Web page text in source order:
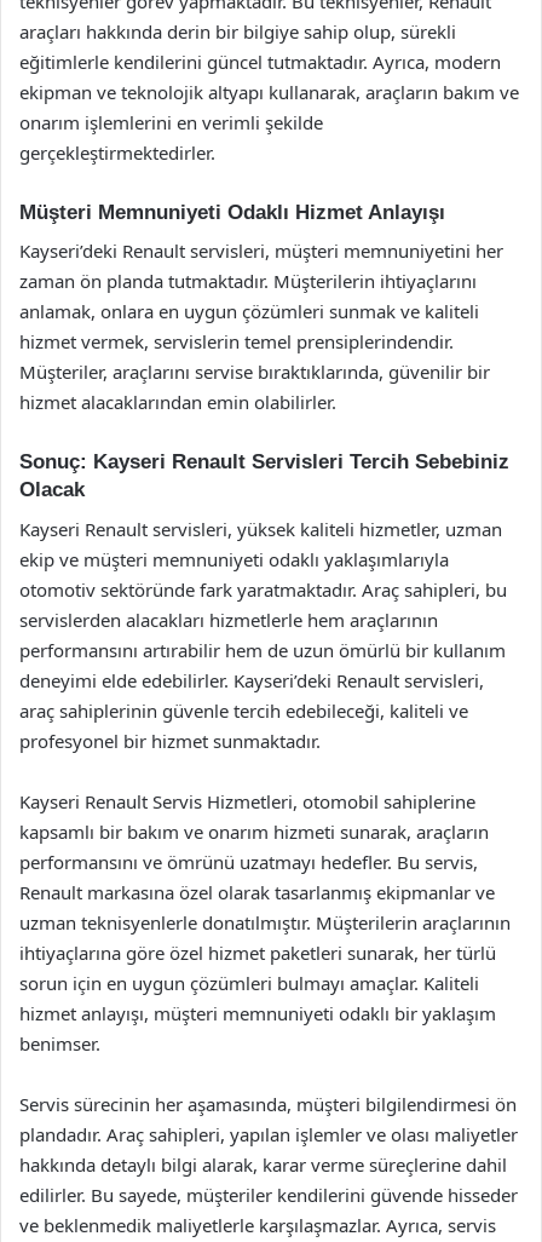
araçları hakkında derin bir bilgiye sahip olup, sürekli
eğitimlerle kendilerini güncel tutmaktadır. Ayrıca, modern
ekipman ve teknolojik altyapı kullanarak, araçların bakım ve
onarım işlemlerini en verimli şekilde
gerçekleştirmektedirler.
Müşteri Memnuniyeti Odaklı Hizmet Anlayışı
Kayseri’deki Renault servisleri, müşteri memnuniyetini her
zaman ön planda tutmaktadır. Müşterilerin ihtiyaçlarını
anlamak, onlara en uygun çözümleri sunmak ve kaliteli
hizmet vermek, servislerin temel prensiplerindendir.
Müşteriler, araçlarını servise bıraktıklarında, güvenilir bir
hizmet alacaklarından emin olabilirler.
Sonuç: Kayseri Renault Servisleri Tercih Sebebiniz
Olacak
Kayseri Renault servisleri, yüksek kaliteli hizmetler, uzman
ekip ve müşteri memnuniyeti odaklı yaklaşımlarıyla
otomotiv sektöründe fark yaratmaktadır. Araç sahipleri, bu
servislerden alacakları hizmetlerle hem araçlarının
performansını artırabilir hem de uzun ömürlü bir kullanım
deneyimi elde edebilirler. Kayseri’deki Renault servisleri,
araç sahiplerinin güvenle tercih edebileceği, kaliteli ve
profesyonel bir hizmet sunmaktadır.
Kayseri Renault Servis Hizmetleri, otomobil sahiplerine
kapsamlı bir bakım ve onarım hizmeti sunarak, araçların
performansını ve ömrünü uzatmayı hedefler. Bu servis,
Renault markasına özel olarak tasarlanmış ekipmanlar ve
uzman teknisyenlerle donatılmıştır. Müşterilerin araçlarının
ihtiyaçlarına göre özel hizmet paketleri sunarak, her türlü
sorun için en uygun çözümleri bulmayı amaçlar. Kaliteli
hizmet anlayışı, müşteri memnuniyeti odaklı bir yaklaşım
benimser.
Servis sürecinin her aşamasında, müşteri bilgilendirmesi ön
plandadır. Araç sahipleri, yapılan işlemler ve olası maliyetler
hakkında detaylı bilgi alarak, karar verme süreçlerine dahil
edilirler. Bu sayede, müşteriler kendilerini güvende hisseder
ve beklenmedik maliyetlerle karşılaşmazlar. Ayrıca, servis